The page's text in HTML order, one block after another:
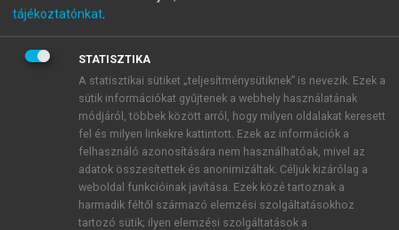
2. Főnevek toldalékká válása a
magyar nyelv történetének
korai stádiumaiban
Amint az tudvalevő, a magyar nyelv történetében
számos toldalék alakult ki önálló szavak (többnyire
főnevek) különböző alakjaiból. Ide tartozik az
esetragok egy tetemes része, de más névszói ragok
és képzők is (‑ban/‑ben, -ba/‑be,-ból/‑ből, -ról/‑ről, -
tól/‑től, -nál/‑nél, -ra/‑re, -val/‑vel, -hoz/‑hez/‑höz, -
tájékoztatónkat.
STATISZTIKA
A statisztikai sütiket „teljesítménysütiknek” is nevezik. Ezek a
sütik információkat gyűjtenek a webhely használatának
módjáról, többek között arról, hogy milyen oldalakat keresett
fel és milyen linkekre kattintott. Ezek az információk a
felhasználó azonosítására nem használhatóak, mivel az
adatok összesítettek és anonimizáltak. Céljuk kizárólag a
weboldal funkcióinak javítása. Ezek közé tartoznak a
harmadik féltől származó elemzési szolgáltatásokhoz
tartozó sütik; ilyen elemzési szolgáltatások a